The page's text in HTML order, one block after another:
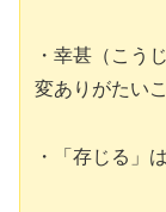
・幸甚（こう
変ありがたい
・「存じる」